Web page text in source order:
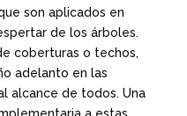
son aplicados en
de los árboles.
coberturas o techos,
adelanto en las
alcance de todos. Una
a estas